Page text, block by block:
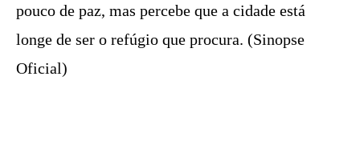
pouco de paz, mas percebe que a cidade está
longe de ser o refúgio que procura. (Sinopse
Oficial)